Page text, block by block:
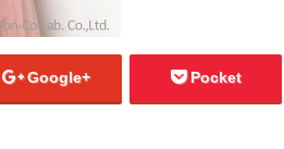
Google+ Pocket